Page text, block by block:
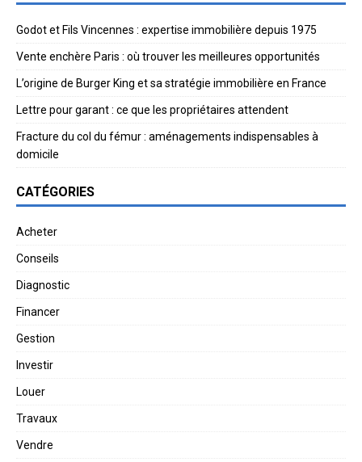
Godot et Fils Vincennes : expertise immobilière depuis 1975
Vente enchère Paris : où trouver les meilleures opportunités
L’origine de Burger King et sa stratégie immobilière en France
Lettre pour garant : ce que les propriétaires attendent
Fracture du col du fémur : aménagements indispensables à
domicile
CATÉGORIES
Acheter
Conseils
Diagnostic
Financer
Gestion
Investir
Louer
Travaux
Vendre